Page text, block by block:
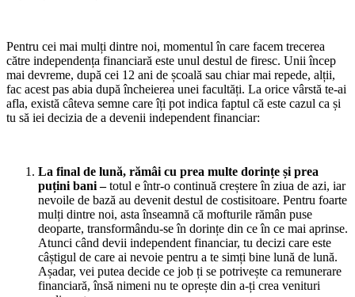
Pentru cei mai mulți dintre noi, momentul în care facem trecerea
către independența financiară este unul destul de firesc. Unii încep
mai devreme, după cei 12 ani de școală sau chiar mai repede, alții,
fac acest pas abia după încheierea unei facultăți. La orice vârstă te-ai
afla, există câteva semne care îți pot indica faptul că este cazul ca și
tu să iei decizia de a devenii independent financiar:
La final de lună, rămâi cu prea multe dorințe și prea
puțini bani –totul e într-o continuă creștere în ziua de azi, iar
nevoile de bază au devenit destul de costisitoare. Pentru foarte
mulți dintre noi, asta înseamnă că mofturile rămân puse
deoparte, transformându-se în dorințe din ce în ce mai aprinse.
Atunci când devii independent financiar, tu decizi care este
câștigul de care ai nevoie pentru a te simți bine lună de lună.
Așadar, vei putea decide ce job ți se potrivește ca remunerare
financiară, însă nimeni nu te oprește din a-ți crea venituri